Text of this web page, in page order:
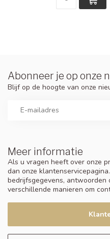
Meer informatie
Als u vragen heeft over onze
dan onze
bedrijfsgegevens, antwoorden
verschillende manieren om
Abonneer je op onze
Blijf op de hoogte van onze